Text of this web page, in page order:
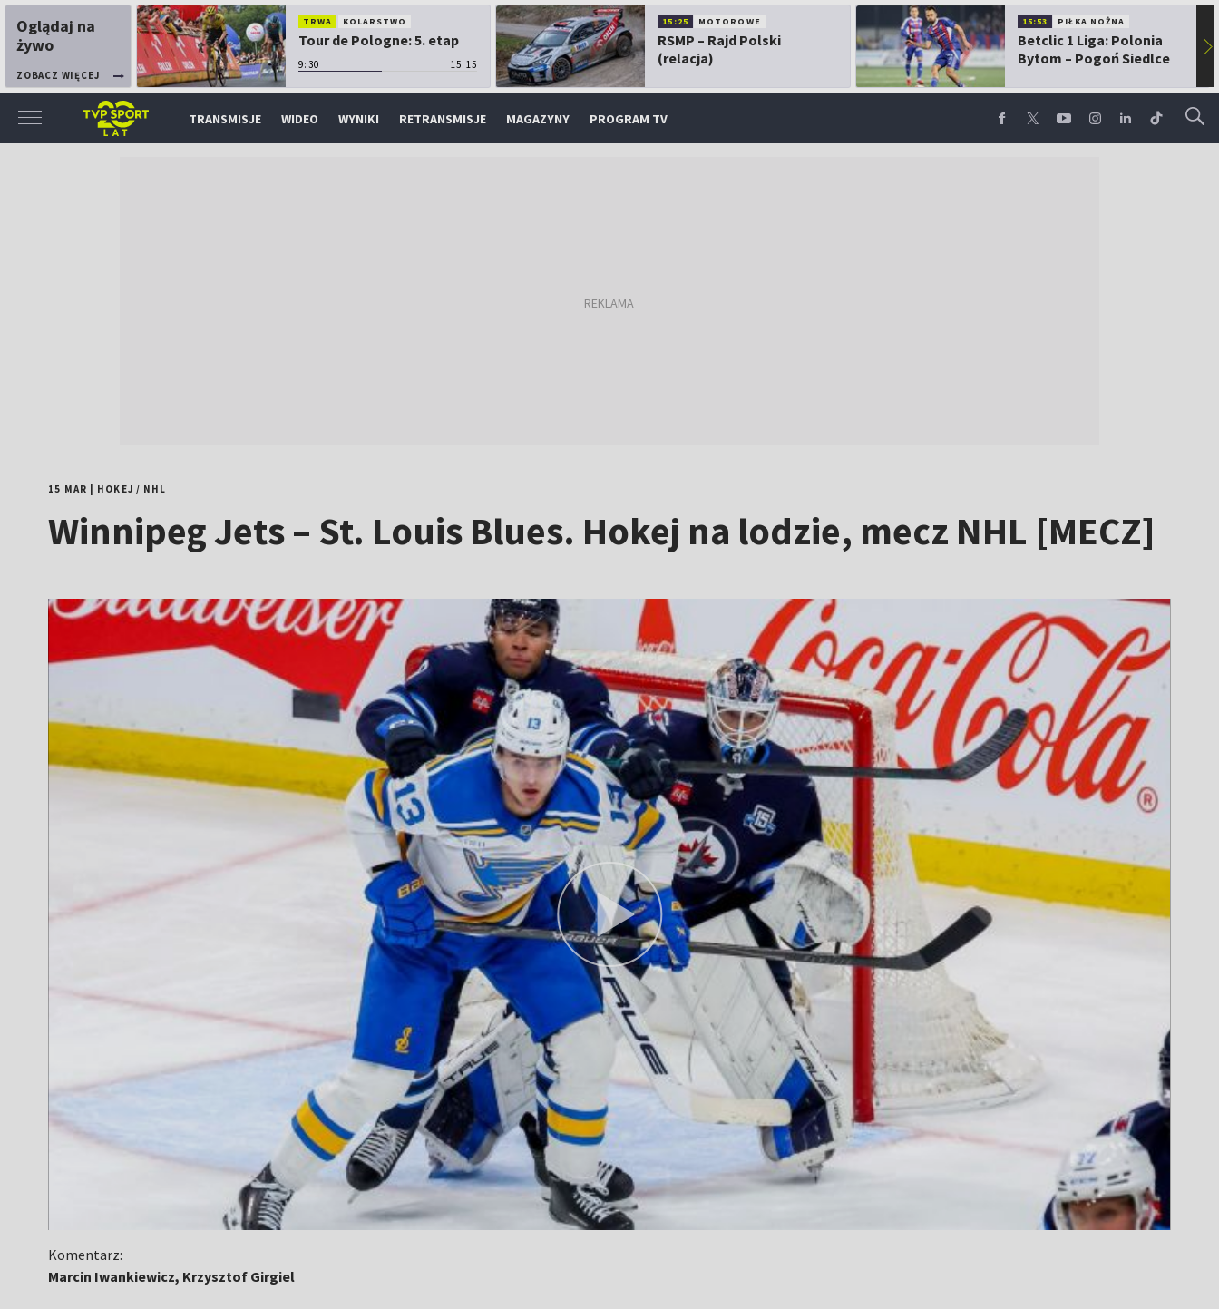
Oglądaj na
żywo
ZOBACZ WIĘCEJ
TRWA KOLARSTWO
Tour de Pologne: 5. etap
9:30 15:15
15:25 MOTOROWE
RSMP – Rajd Polski
(relacja)
15:53 PIŁKA NOŻNA
Betclic 1 Liga: Polonia
Bytom – Pogoń Siedlce
▶
TRANSMISJE WIDEO WYNIKI RETRANSMISJE MAGAZYNY PROGRAM TV
15 MAR HOKEJ / NHL
Winnipeg Jets – St. Louis Blues. Hokej na lodzie, mecz NHL [MECZ]
Komentarz:
Marcin Iwankiewicz, Krzysztof Girgiel